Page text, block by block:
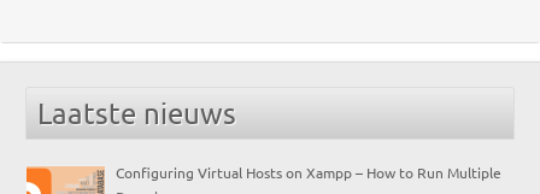
Laatste nieuws
Configuring Virtual Hosts on Xampp – How to Run Multiple